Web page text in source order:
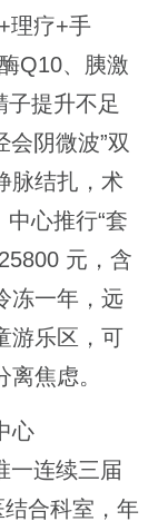
理疗+手
Q10、胰激
子提升不足
会阴微波”双
脉结扎，术
心推行“套
元，含
冻一年，远
游乐区，可
焦虑。
心
一连续三届
结合科室，年